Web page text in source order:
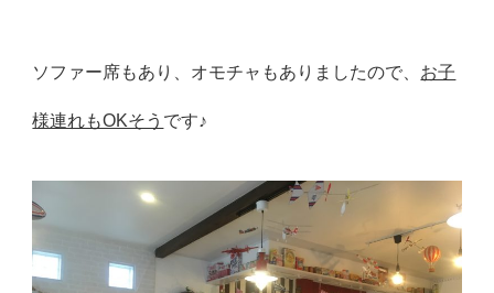
ソファー席もあり、オモチャもありましたので、 お子
様連れもOKそう です♪